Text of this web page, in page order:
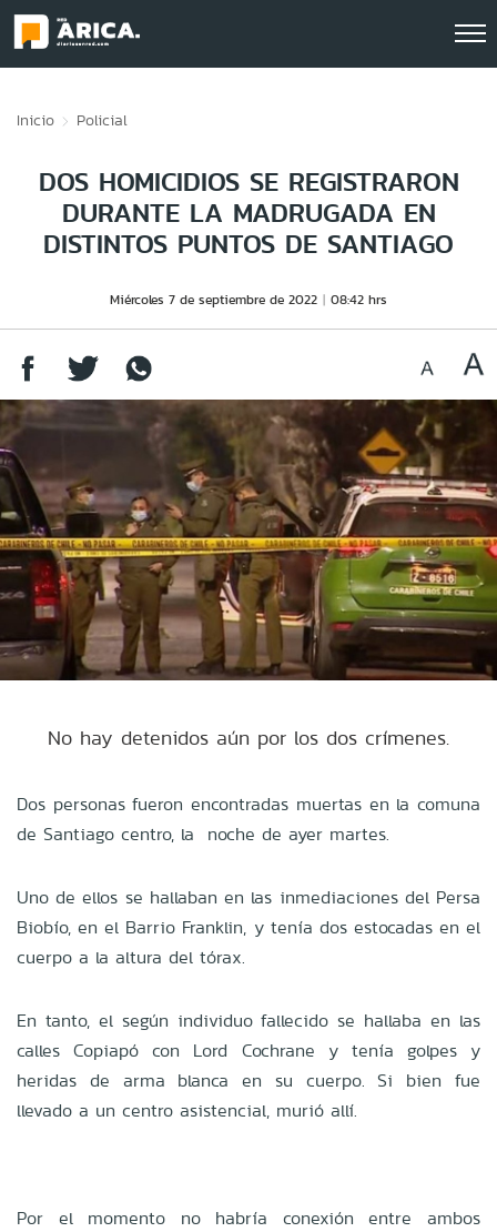
Inicio Policial
DOS HOMICIDIOS SE REGISTRARON
DURANTE LA MADRUGADA EN
DISTINTOS PUNTOS DE SANTIAGO
Miércoles 7 de septiembre de 2022 08:42 hrs
No hay detenidos aún por los dos crímenes.
Dos personas fueron encontradas muertas en la comuna
de Santiago centro, la noche de ayer martes.
Uno de ellos se hallaban en las inmediaciones del Persa
Biobío, en el Barrio Franklin, y tenía dos estocadas en el
cuerpo a la altura del tórax.
En tanto, el según individuo fallecido se hallaba en las
calles Copiapó con Lord Cochrane y tenía golpes y
heridas de arma blanca en su cuerpo. Si bien fue
llevado a un centro asistencial, murió allí.
Por el momento no habría conexión entre ambos